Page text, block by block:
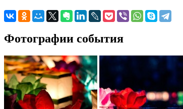
Фотографии события